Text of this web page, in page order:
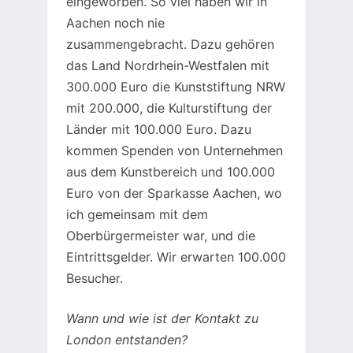
Aachen noch nie
zusammengebracht. Dazu gehören
das Land Nordrhein-Westfalen mit
300.000 Euro die Kunststiftung NRW
mit 200.000, die Kulturstiftung der
Länder mit 100.000 Euro. Dazu
kommen Spenden von Unternehmen
aus dem Kunstbereich und 100.000
Euro von der Sparkasse Aachen, wo
ich gemeinsam mit dem
Oberbürgermeister war, und die
Eintrittsgelder. Wir erwarten 100.000
Besucher.
Wann und wie ist der Kontakt zu
London entstanden?